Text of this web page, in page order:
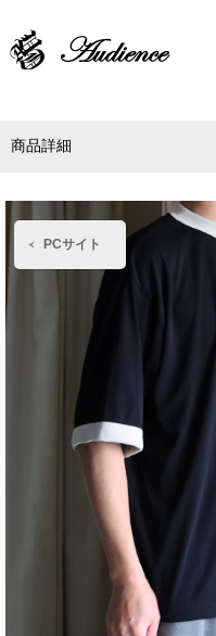
PCサイト
商品詳細